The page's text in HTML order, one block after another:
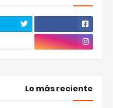
Lo más reciente